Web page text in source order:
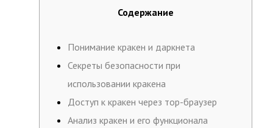
Содержание
Понимание кракен и даркнета
Секреты безопасности при
использовании кракена
Доступ к кракен через тор-браузер
Анализ кракен и его функционала